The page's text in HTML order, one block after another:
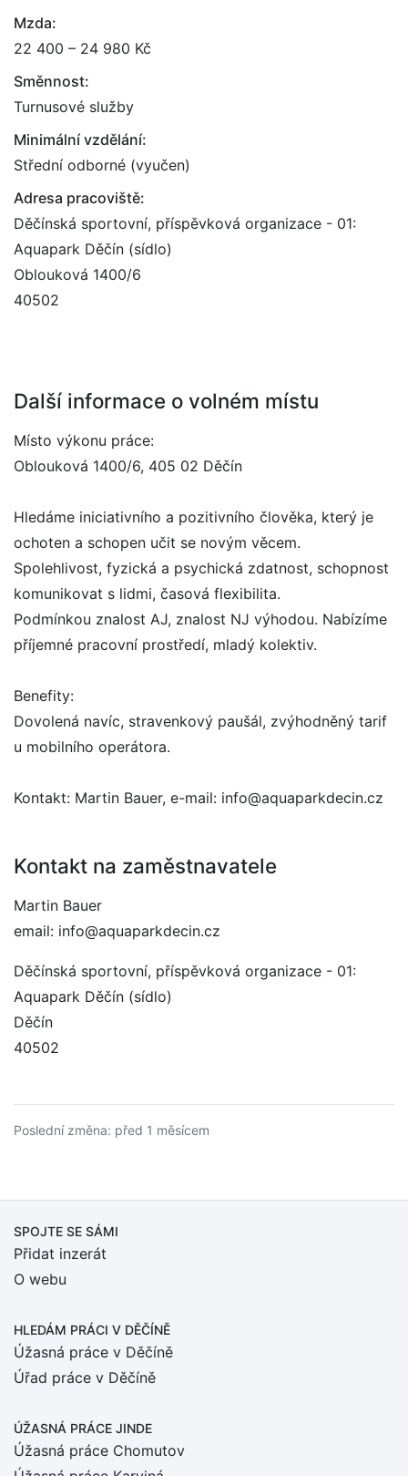
Mzda:
22 400 – 24 980 Kč
Směnnost:
Turnusové služby
Minimální vzdělání:
Střední odborné (vyučen)
Adresa pracoviště:
Děčínská sportovní, příspěvková organizace - 01:
Aquapark Děčín (sídlo)
Oblouková 1400/6
40502
Další informace o volném místu
Místo výkonu práce:
Oblouková 1400/6, 405 02 Děčín
Hledáme iniciativního a pozitivního člověka, který je
ochoten a schopen učit se novým věcem.
Spolehlivost, fyzická a psychická zdatnost, schopnost
komunikovat s lidmi, časová flexibilita.
Podmínkou znalost AJ, znalost NJ výhodou. Nabízíme
příjemné pracovní prostředí, mladý kolektiv.
Benefity:
Dovolená navíc, stravenkový paušál, zvýhodněný tarif
u mobilního operátora.
Kontakt: Martin Bauer, e-mail: info@aquaparkdecin.cz
Kontakt na zaměstnavatele
Martin Bauer
email: info@aquaparkdecin.cz
Děčínská sportovní, příspěvková organizace - 01:
Aquapark Děčín (sídlo)
Děčín
40502
Poslední změna: před 1 měsícem
SPOJTE SE SÁMI
Přidat inzerát
O webu
HLEDÁM PRÁCI V DĚČÍNĚ
Úžasná práce v Děčíně
Úřad práce v Děčíně
ÚŽASNÁ PRÁCE JINDE
Úžasná práce Chomutov